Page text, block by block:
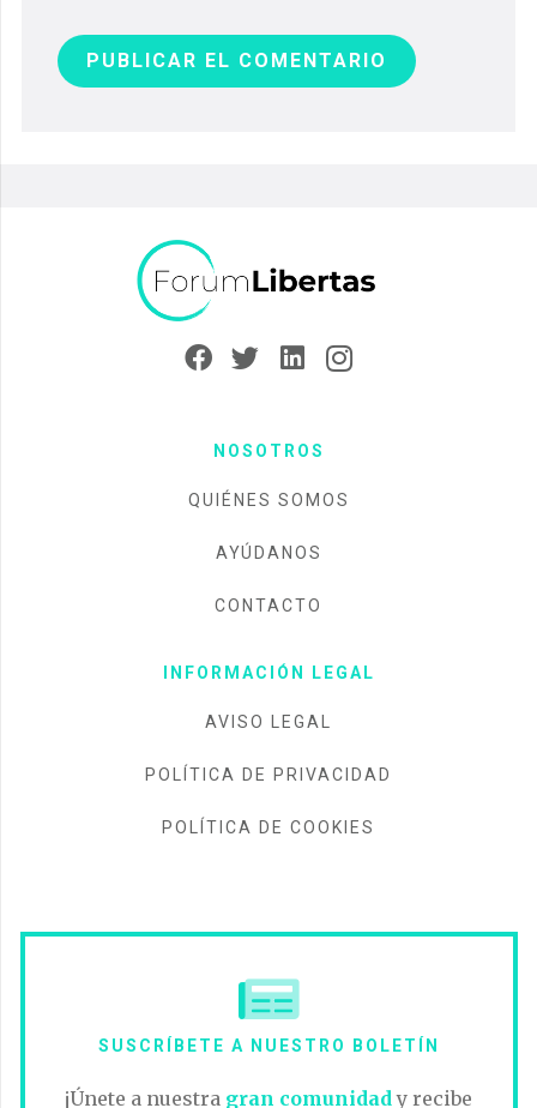
PUBLICAR EL COMENTARIO
NOSOTROS
QUIÉNES SOMOS
AYÚDANOS
CONTACTO
INFORMACIÓN LEGAL
AVISO LEGAL
POLÍTICA DE PRIVACIDAD
POLÍTICA DE COOKIES
SUSCRÍBETE A NUESTRO BOLETÍN
¡Únete a nuestra gran comunidad y recibe